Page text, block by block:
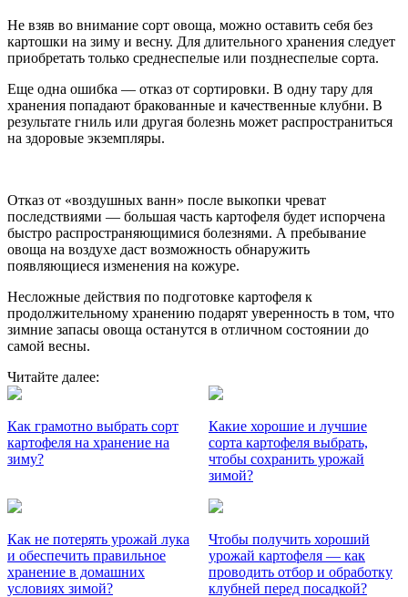
Не взяв во внимание сорт овоща, можно оставить себя без
картошки на зиму и весну. Для длительного хранения следует
приобретать только среднеспелые или позднеспелые сорта.
Еще одна ошибка — отказ от сортировки. В одну тару для
хранения попадают бракованные и качественные клубни. В
результате гниль или другая болезнь может распространиться
на здоровые экземпляры.
Отказ от «воздушных ванн» после выкопки чреват
последствиями — большая часть картофеля будет испорчена
быстро распространяющимися болезнями. А пребывание
овоща на воздухе даст возможность обнаружить
появляющиеся изменения на кожуре.
Несложные действия по подготовке картофеля к
продолжительному хранению подарят уверенность в том, что
зимние запасы овоща останутся в отличном состоянии до
самой весны.
Читайте далее:
Как грамотно выбрать сорт
картофеля на хранение на
зиму?
Какие хорошие и лучшие
сорта картофеля выбрать,
чтобы сохранить урожай
зимой?
Как не потерять урожай лука
и обеспечить правильное
хранение в домашних
условиях зимой?
Чтобы получить хороший
урожай картофеля — как
проводить отбор и обработку
клубней перед посадкой?